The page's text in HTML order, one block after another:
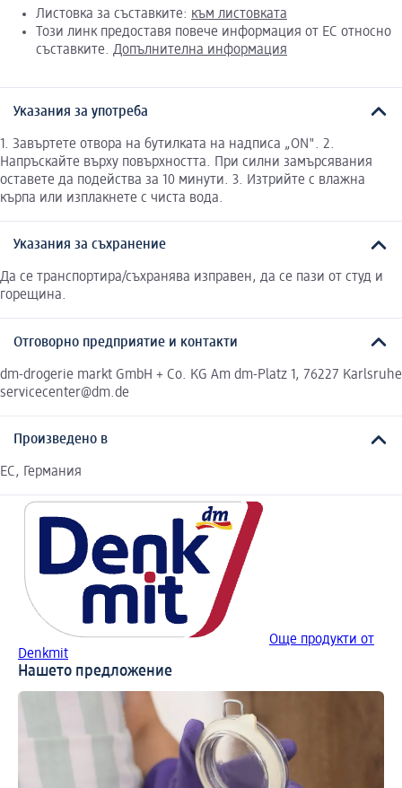
Листовка за съставките: към листовката
Този линк предоставя повече информация от ЕС относно
съставките. Допълнителна информация
Указания за употреба
1. Завъртете отвора на бутилката на надписа „ON". 2.
Напръскайте върху повърхността. При силни замърсявания
оставете да подейства за 10 минути. 3. Изтрийте с влажна
кърпа или изплакнете с чиста вода.
Указания за съхранение
Да се транспортира/съхранява изправен, да се пази от студ и
горещина.
Отговорно предприятие и контакти
dm-drogerie markt GmbH + Co. KG Am dm-Platz 1, 76227 Karlsruhe
servicecenter@dm.de
Произведено в
EC, Германия
Още продукти от
Denkmit
Нашето предложение